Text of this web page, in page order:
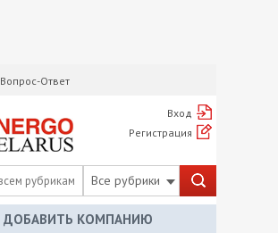
Вопрос-Ответ
Вход
Регистрация
Все рубрики
ДОБАВИТЬ КОМПАНИЮ